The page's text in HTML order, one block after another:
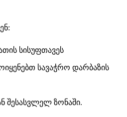
სისუფთავეს
სავაჭრო დარბაზის
შესასვლელ ზონაში.